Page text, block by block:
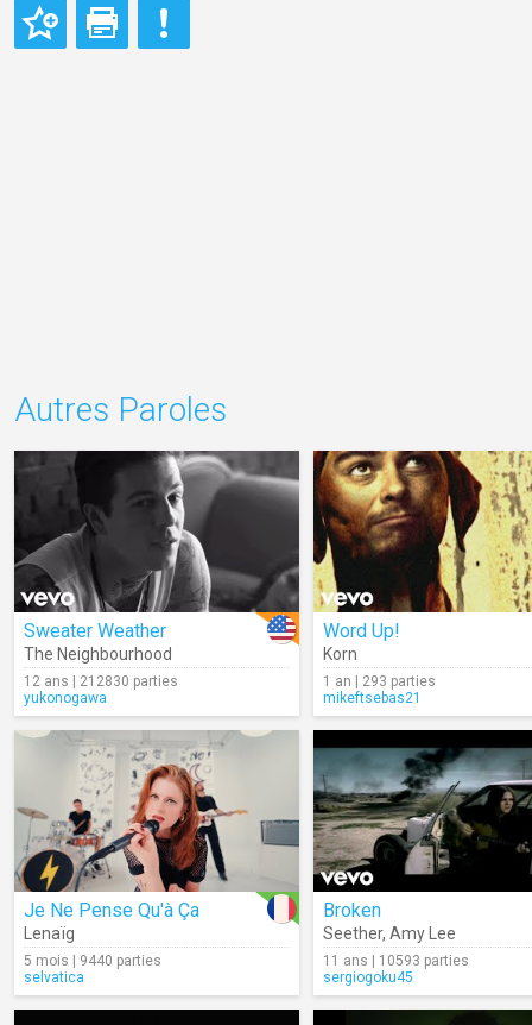
Autres Paroles
Sweater Weather
The Neighbourhood
12 ans | 212830 parties
yukonogawa
Word Up!
Korn
1 an | 293 parties
mikeftsebas21
Je Ne Pense Qu'à Ça
Lenaïg
5 mois | 9440 parties
selvatica
Broken
Seether, Amy Lee
11 ans | 10593 parties
sergiogoku45